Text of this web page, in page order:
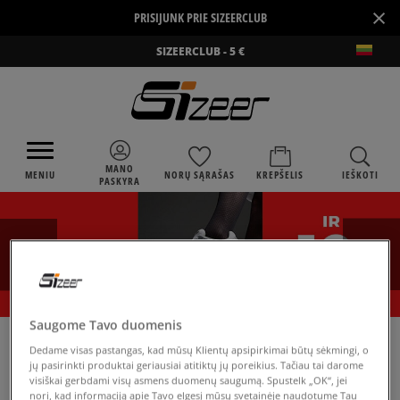
PRISIJUNK PRIE SIZEERCLUB ×
SIZEERCLUB - 5 €
MENIU
MANO
PASKYRA
NORŲ SĄRAŠAS KREPŠELIS IEŠKOTI
SIZEER CHAMPION BECK
Saugome Tavo duomenis
Dedame visas pastangas, kad mūsų Klientų apsipirkimai būtų sėkmingi, o
jų pasirinkti produktai geriausiai atitiktų jų poreikius. Tačiau tai darome
visiškai gerbdami visų asmens duomenų saugumą. Spustelk „OK“, jei
nori, kad informaciją apie Tavo elgesį mūsų svetainėje naudotume Tau